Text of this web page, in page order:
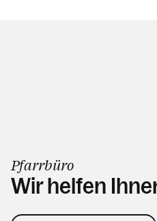
Pfarrbüro
Wir helfen